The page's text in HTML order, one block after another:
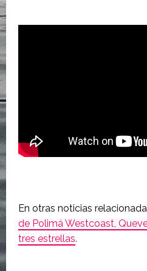
En otras noticias
de Polimá Westcoast,
tres estrellas.